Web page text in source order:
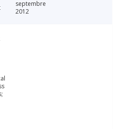
septembre
2012